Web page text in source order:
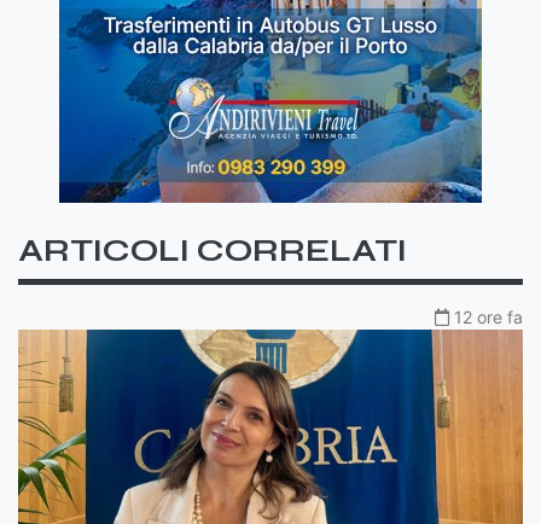
ARTICOLI CORRELATI
12 ore fa